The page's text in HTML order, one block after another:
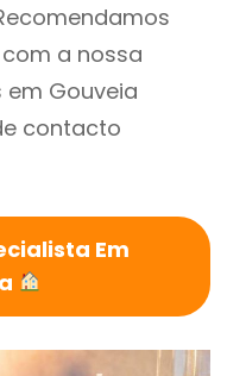
a nossa
Gouveia
contacto
Em